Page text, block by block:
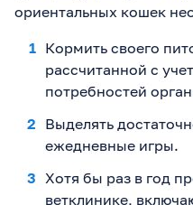
ориентальных кошек
Кормить своего
рассчитанной с
потребностей
Выделять
ежедневные игры.
Хотя бы раз в год
ветклинике,